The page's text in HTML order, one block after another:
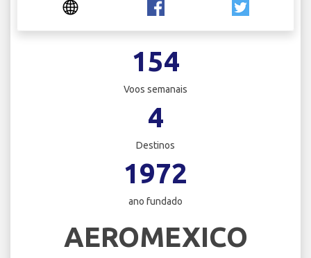
154
Voos semanais
4
Destinos
1972
ano fundado
AEROMEXICO